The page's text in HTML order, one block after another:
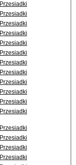
Przesiadki
Przesiadki
Przesiadki
Przesiadki
Przesiadki
Przesiadki
Przesiadki
Przesiadki
Przesiadki
Przesiadki
Przesiadki
Przesiadki
Przesiadki
Przesiadki
Przesiadki
Przesiadki